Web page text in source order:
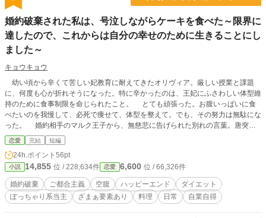
い笑顔を崩さないが、その裏にはドSな一面を持つ。 容姿: 長身で、スーツの上
からでもわかる鍛え上げられた肉体美。眼鏡の奥の瞳は、獲物を狙う猛獣のよう
に鋭い。 秘密: 実は美咲の「柔らかくて吸い付くような肌」に並々ならぬ執着を
抱いている。痩せさせたいが、他の男に見せたくないという独占欲と戦ってい
る。
婚約破棄された私は、号泣しながらケーキを食べた～限界に
達したので、これからは自分の幸せのために生きることにし
ました～
キョウキョウ
幼い頃から辛くて苦しい妃教育に耐えてきたオリヴィア。厳しい授業と課題
に、何度も心が折れそうになった。特に辛かったのは、王妃にふさわしい体型維
持のために食事制限を命じられたこと。 とても頑張った。お腹いっぱいに食
べたいのを我慢して、必死で痩せて、体型を整えて。でも、その努力は無駄にな
った。 婚約相手のマルク王子から、無慈悲に告げられた別れの言葉。唐突
に、婚約を破棄すると言われたオリヴィア。 アイリーンという令嬢をイジメ
たという、いわれのない罪で責められて限界に達した。もう無理。これ以上は耐
えられない。 そしてオリヴィアは、会場のテーブルに置いてあったデザート
のケーキを手づかみで食べた。食べながら泣いた。空腹の辛さから解放された気
持ちよさと、ケーキの美味しさに涙が出たのだった。 ※本作品は、少し前に連
載していた試作の完成版です。大まかな展開や設定は、ほぼ変わりません。加筆
修正して、完成版として連載します。 ※カクヨムにも掲載中の作品です。
恋愛 完結 短編
24h.ポイント 56pt
小説 14,855 位 / 228,634件 恋愛 6,600 位 / 66,326件
婚約破棄 ご都合主義 空腹 ハッピーエンド
ダイエット
ぽっちゃり系当主
ざまぁ要素あり 料理 日常 自業自得